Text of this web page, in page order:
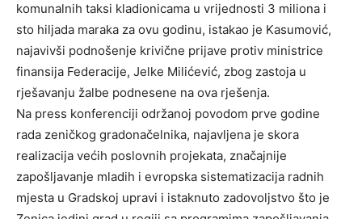
komunalnih taksi kladionicama u vrijednosti 3 miliona i
sto hiljada maraka za ovu godinu, istakao je Kasumović,
najavivši podnošenje krivične prijave protiv ministrice
finansija Federacije, Jelke Milićević, zbog zastoja u
rješavanju žalbe podnesene na ova rješenja.
Na press konferenciji održanoj povodom prve godine
rada zeničkog gradonačelnika, najavljena je skora
realizacija većih poslovnih projekata, značajnije
zapošljavanje mladih i evropska sistematizacija radnih
mjesta u Gradskoj upravi i istaknuto zadovoljstvo što je